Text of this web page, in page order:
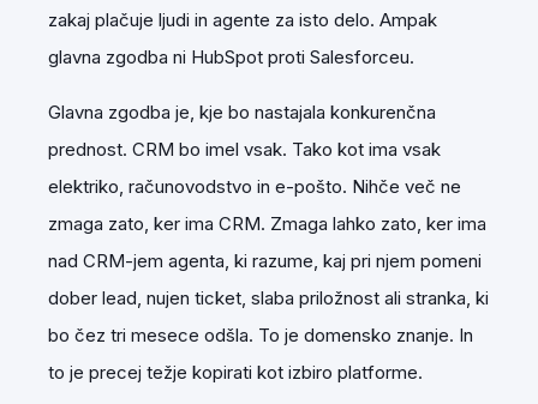
zakaj plačuje ljudi in agente za isto delo. Ampak
glavna zgodba ni HubSpot proti Salesforceu.
Glavna zgodba je, kje bo nastajala konkurenčna
prednost. CRM bo imel vsak. Tako kot ima vsak
elektriko, računovodstvo in e-pošto. Nihče več ne
zmaga zato, ker ima CRM. Zmaga lahko zato, ker ima
nad CRM-jem agenta, ki razume, kaj pri njem pomeni
dober lead, nujen ticket, slaba priložnost ali stranka, ki
bo čez tri mesece odšla. To je domensko znanje. In
to je precej težje kopirati kot izbiro platforme.